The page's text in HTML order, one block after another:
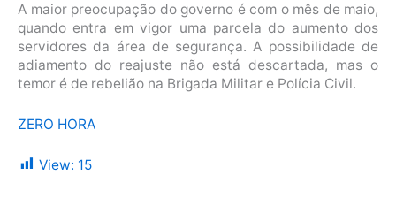
A maior preocupação do governo é com o mês de maio,
quando entra em vigor uma parcela do aumento dos
servidores da área de segurança. A possibilidade de
adiamento do reajuste não está descartada, mas o
temor é de rebelião na Brigada Militar e Polícia Civil.
ZERO HORA
View: 15